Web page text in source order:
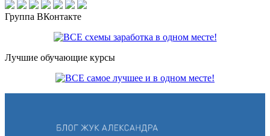
Группа ВКонтакте
Лучшие обучающие курсы